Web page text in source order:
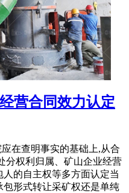
营合同效力认定
在查明事实的基础上,从合
分权利归属、矿山企业经营
的自主权等多方面认定当
形式转让采矿权还是单纯